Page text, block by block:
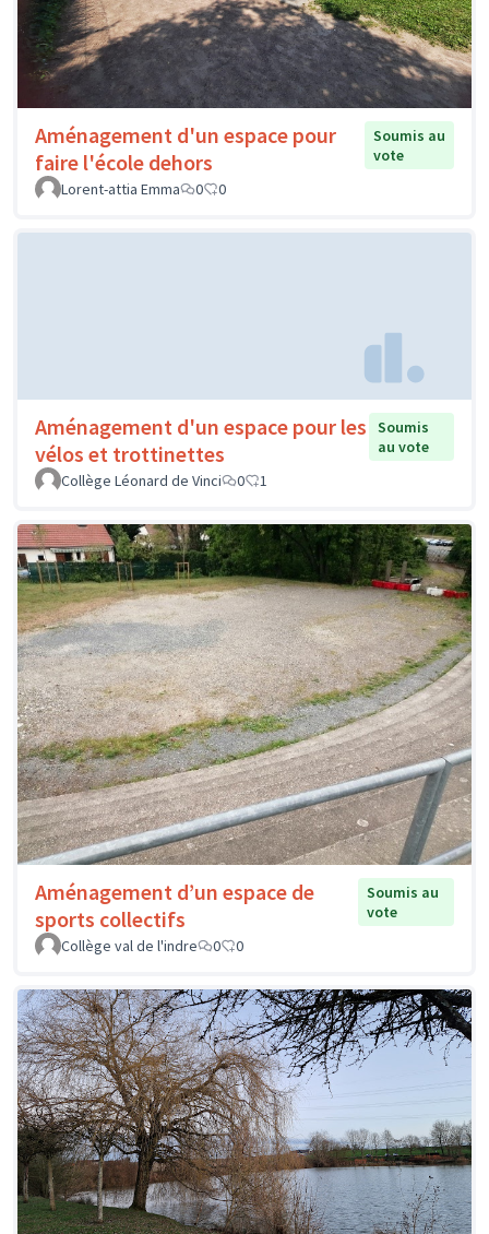
Aménagement d'un espace pour
faire l'école dehors
Soumis au
vote
Lorent-attia Emma
0 0
Aménagement d'un espace pour les
vélos et trottinettes
Soumis
au vote
Collège Léonard de Vinci
0 1
Aménagement d’un espace de
sports collectifs
Soumis au
vote
Collège val de l'indre
0 0